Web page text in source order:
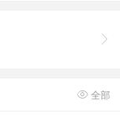

 全部